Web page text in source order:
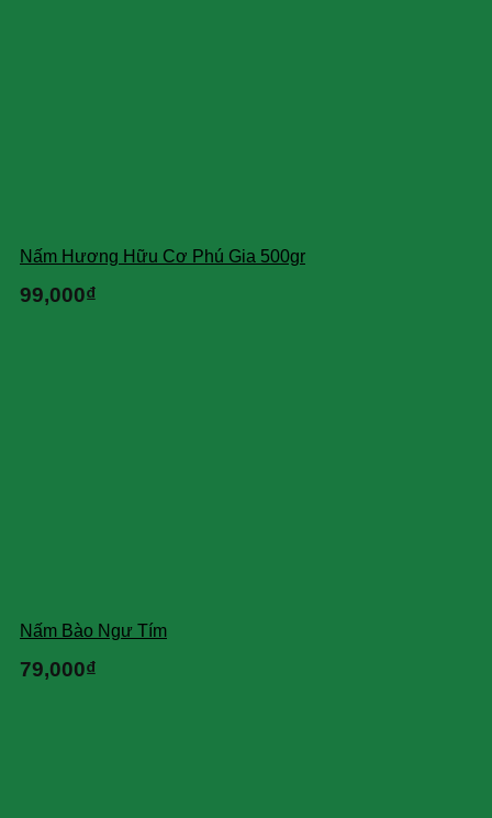
Nấm Hương Hữu Cơ Phú Gia 500gr
99,000₫
Nấm Bào Ngư Tím
79,000₫